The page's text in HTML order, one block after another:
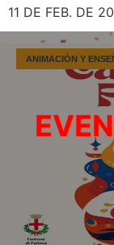
11 DE FEB. DE
ANIMACIÓN Y